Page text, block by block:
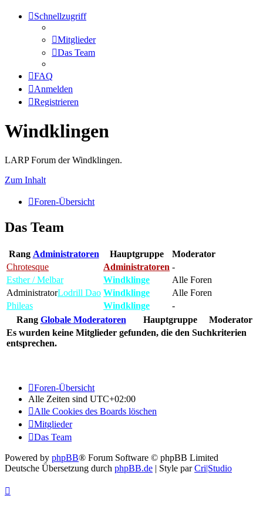
Schnellzugriff
Mitglieder
Das Team
FAQ
Anmelden
Registrieren
Windklingen
LARP Forum der Windklingen.
Zum Inhalt
Foren-Übersicht
Das Team
Rang Administratoren Hauptgruppe
Moderator
Chrotesque
Administratoren -
Esther / Melbar
Windklinge
Alle Foren
AdministratorLodrill Dao Windklinge
Alle Foren
Phileas
Windklinge
-
Rang Globale Moderatoren Hauptgruppe
Moderator
Es wurden keine Mitglieder gefunden, die den Suchkriterien
entsprechen.
Foren-Übersicht
Alle Zeiten sind UTC+02:00
Alle Cookies des Boards löschen
Mitglieder
Das Team
Powered by phpBB® Forum Software © phpBB Limited
Deutsche Übersetzung durch phpBB.de | Style parCri|Studio